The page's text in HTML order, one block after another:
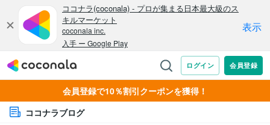
会員登録で10％割引クーポンを獲得！
ココナラブログ